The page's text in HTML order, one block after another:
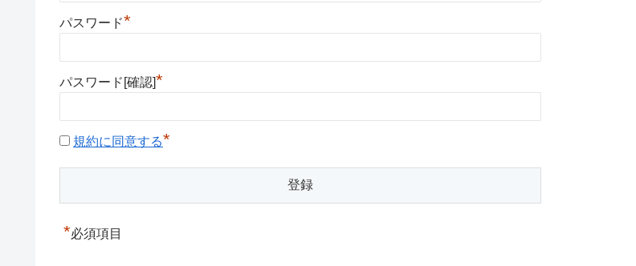
パスワード*
パスワード[確認]*
規約に同意する*
*必須項目